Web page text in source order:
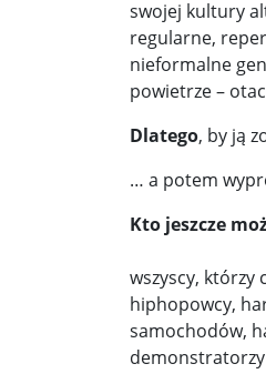
Démarche
„Złamane
10
Bronisław
Wiceszef
swojej kultury
regularne,
nieformalne
powietrze –
Dlatego, by ją
… a potem
Kto jeszcze
wszyscy, którzy
hiphopowcy,
samochodów,